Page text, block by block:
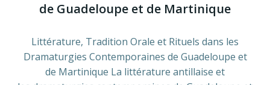
de Guadeloupe et de Martinique
Littérature, Tradition Orale et Rituels dans les
Dramaturgies Contemporaines de Guadeloupe et
de Martinique La littérature antillaise et